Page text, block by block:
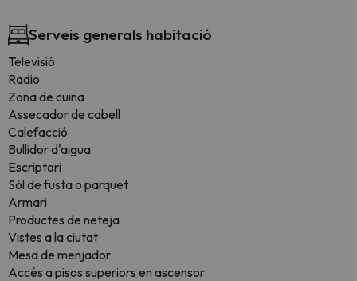
Serveis generals habitació
Televisió
Radio
Zona de cuina
Assecador de cabell
Calefacció
Bullidor d'aigua
Escriptori
Sòl de fusta o parquet
Armari
Productes de neteja
Vistes a la ciutat
Mesa de menjador
Accés a pisos superiors en ascensor